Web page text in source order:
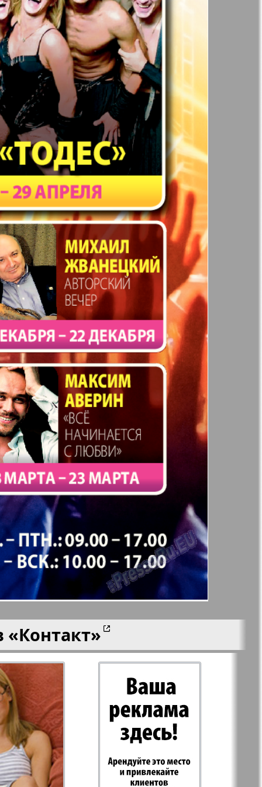
41
47
53
59 60
65 66
71 72
77 78
83 84
Англия
Аугсбург-сити
Будь здоров
info Вечерняя газета
Wadim
Дом и семья
газета
Еврейская
панорама
Жизнь женщины
Идеальная фирма
Катюша
Крот в Германии
LDK по-русски
Мила
сити
My City Frankfurt
am Main
Наша марка
Объектив EU
«Контакт»